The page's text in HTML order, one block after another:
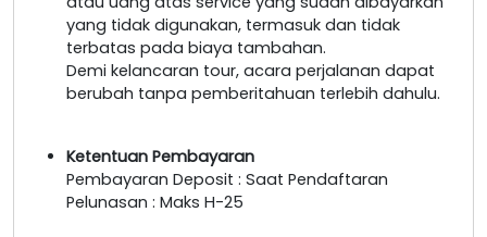
yang tidak digunakan, termasuk dan tidak
terbatas pada biaya tambahan.
Demi kelancaran tour, acara perjalanan dapat
berubah tanpa pemberitahuan terlebih dahulu.
Ketentuan Pembayaran
Pembayaran Deposit : Saat Pendaftaran
Pelunasan : Maks H-25